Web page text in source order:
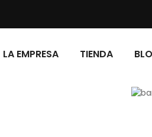
LA EMPRESA TIENDA